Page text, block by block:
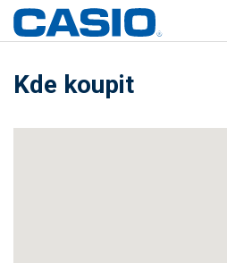
Kde koupit